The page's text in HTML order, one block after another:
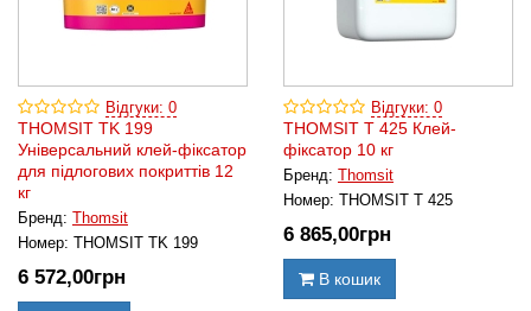
Відгуки: 0
THOMSIT TK 199
Універсальний клей-фіксатор
для підлогових покриттів 12
кг
Бренд:
Thomsit
Номер:
THOMSIT TK 199
6 572,00грн
Відгуки: 0
THOMSIT T 425 Клей-
фіксатор 10 кг
Бренд:
Thomsit
Номер:
THOMSIT T 425
6 865,00грн
В кошик